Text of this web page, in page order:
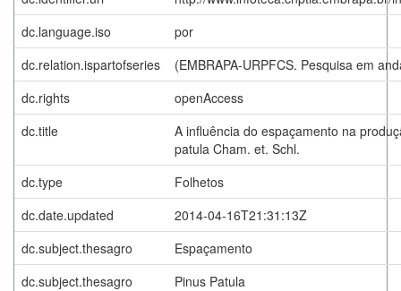
dc.language.iso
por
dc.relation.ispartofseries
(EMBRAPA-URPFCS. Pesquisa em
dc.rights
openAccess
dc.title
A influência do espaçamento na
patula Cham. et. Schl.
dc.type
Folhetos
dc.date.updated
2014-04-16T21:31:13Z
dc.subject.thesagro
Espaçamento
dc.subject.thesagro
Pinus Patula